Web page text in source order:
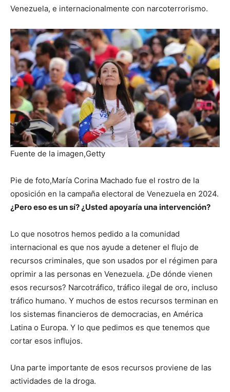
Venezuela, e internacionalmente con narcoterrorismo.
Fuente de la imagen,Getty
Pie de foto,María Corina Machado fue el rostro de la
oposición en la campaña electoral de Venezuela en 2024.
¿Pero eso es un sí? ¿Usted apoyaría una intervención?
Lo que nosotros hemos pedido a la comunidad
internacional es que nos ayude a detener el flujo de
recursos criminales, que son usados por el régimen para
oprimir a las personas en Venezuela. ¿De dónde vienen
esos recursos? Narcotráfico, tráfico ilegal de oro, incluso
tráfico humano. Y muchos de estos recursos terminan en
los sistemas financieros de democracias, en América
Latina o Europa. Y lo que pedimos es que tenemos que
cortar esos influjos.
Una parte importante de esos recursos proviene de las
actividades de la droga.